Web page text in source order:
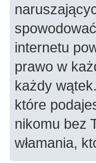
internetu
prawo w
każdy
które
nikomu bez
włamania,